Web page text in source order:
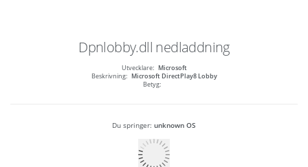
Dpnlobby.dll nedladdning
Utvecklare: Microsoft
Beskrivning: Microsoft DirectPlay8 Lobby
Betyg:
Du springer: unknown OS